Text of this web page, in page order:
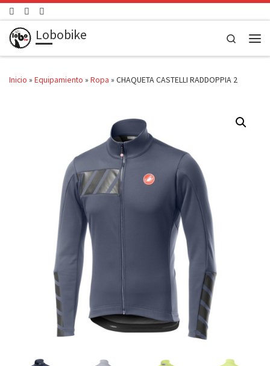
Saltar al contenido
Lobobike
Search
Inicio » Equipamiento » Ropa » CHAQUETA CASTELLI RADDOPPIA 2